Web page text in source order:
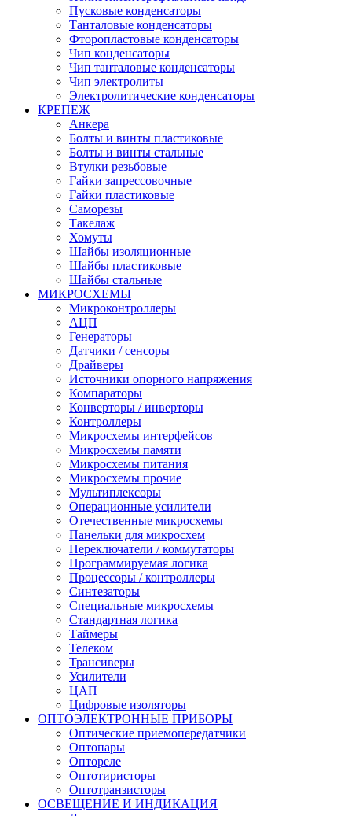
Пусковые конденсаторы
Танталовые конденсаторы
Фторопластовые конденсаторы
Чип конденсаторы
Чип танталовые конденсаторы
Чип электролиты
Электролитические конденсаторы
КРЕПЕЖ
Анкера
Болты и винты пластиковые
Болты и винты стальные
Втулки резьбовые
Гайки запрессовочные
Гайки пластиковые
Саморезы
Такелаж
Хомуты
Шайбы изоляционные
Шайбы пластиковые
Шайбы стальные
МИКРОСХЕМЫ
Микроконтроллеры
АЦП
Генераторы
Датчики / сенсоры
Драйверы
Источники опорного напряжения
Компараторы
Конверторы / инверторы
Контроллеры
Микросхемы интерфейсов
Микросхемы памяти
Микросхемы питания
Микросхемы прочие
Мультиплексоры
Операционные усилители
Отечественные микросхемы
Панельки для микросхем
Переключатели / коммутаторы
Программируемая логика
Процессоры / контроллеры
Синтезаторы
Специальные микросхемы
Стандартная логика
Таймеры
Телеком
Трансиверы
Усилители
ЦАП
Цифровые изоляторы
ОПТОЭЛЕКТРОННЫЕ ПРИБОРЫ
Оптические приемопередатчики
Оптопары
Оптореле
Оптотиристоры
Оптотранзисторы
ОСВЕЩЕНИЕ И ИНДИКАЦИЯ